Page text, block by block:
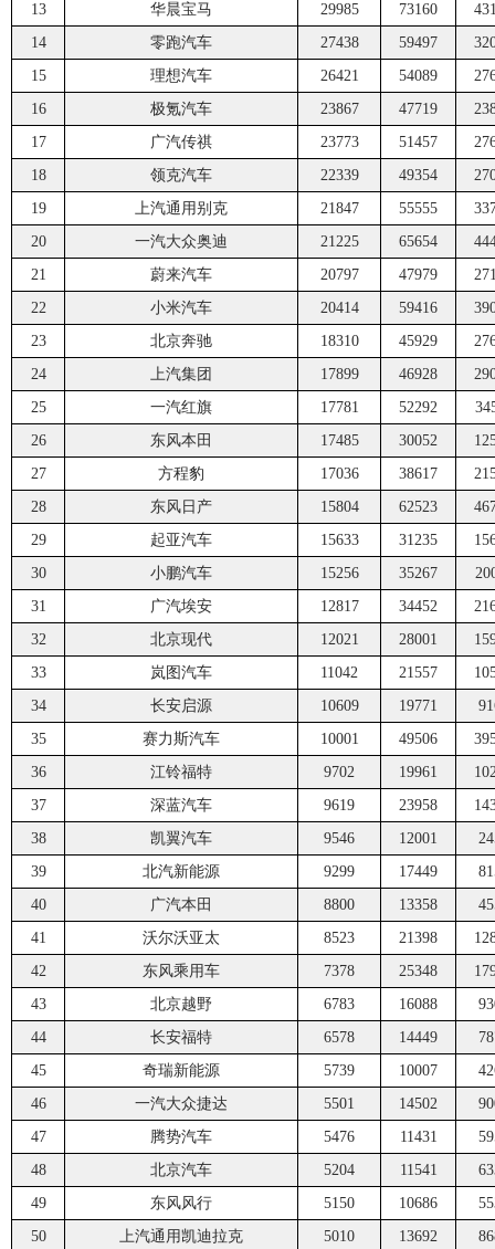
13
华晨宝马 29985 73160
14
零跑汽车 27438 59497
15
理想汽车 26421 54089
16
极氪汽车 23867 47719
17
广汽传祺 23773 51457
18
领克汽车 22339 49354
19
上汽通用别克 21847 55555
20
一汽大众奥迪 21225 65654
21
蔚来汽车 20797 47979
22
小米汽车 20414 59416
23
北京奔驰 18310 45929
24
上汽集团 17899 46928
25
一汽红旗 17781 52292
26
东风本田 17485 30052
27
方程豹 17036 38617
28
东风日产 15804 62523
29
起亚汽车 15633 31235
30
小鹏汽车 15256 35267
31
广汽埃安 12817 34452
32
北京现代 12021 28001
33
岚图汽车 11042 21557
34
长安启源 10609 19771
35
赛力斯汽车 10001 49506
36
江铃福特 9702 19961
37
深蓝汽车 9619 23958
38
凯翼汽车 9546 12001
39
北汽新能源 9299 17449
40
广汽本田 8800 13358
41
沃尔沃亚太 8523 21398
42
东风乘用车 7378 25348
43
北京越野 6783 16088
44
长安福特 6578 14449
45
奇瑞新能源 5739 10007
46
一汽大众捷达 5501 14502
47
腾势汽车 5476 11431
48
北京汽车 5204 11541
49
东风风行 5150 10686
50
上汽通用凯迪拉克 5010 13692